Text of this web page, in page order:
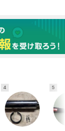
4 5